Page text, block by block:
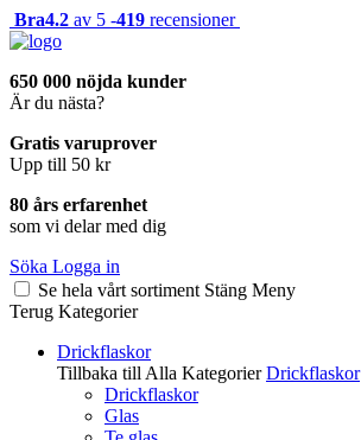
Bra4.2 av 5 -419 recensioner
650 000 nöjda kunder
Är du nästa?
Gratis varuprover
Upp till 50 kr
80 års erfarenhet
som vi delar med dig
Söka Logga in
Se hela vårt sortiment Stäng Meny
Terug Kategorier
Drickflaskor
Tillbaka till Alla Kategorier Drickflaskor
Drickflaskor
Glas